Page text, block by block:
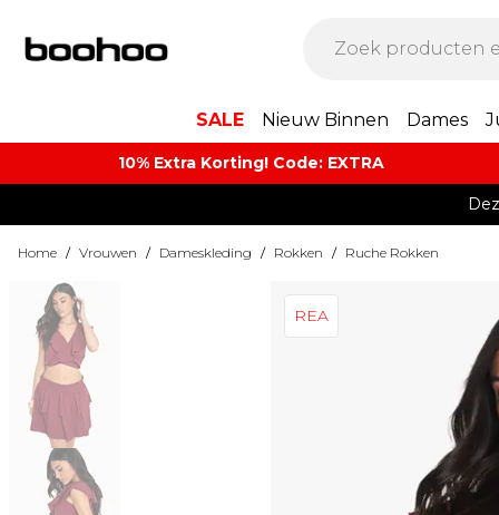
SALE Nieuw Binnen Dames
10% Extra Korting! Code: EXTRA​
Home / Vrouwen / Dameskleding / Rokken / Ruche Rokken
REA